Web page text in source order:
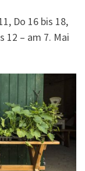
Do 16 bis 18,
12 – am 7. Mai